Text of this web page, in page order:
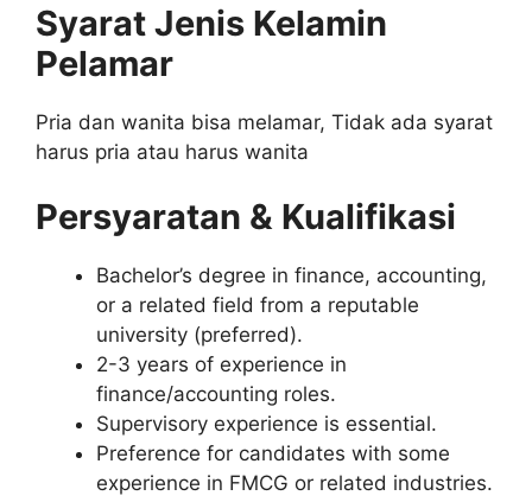
Syarat Jenis Kelamin
Pelamar
Pria dan wanita bisa melamar, Tidak ada syarat
harus pria atau harus wanita
Persyaratan & Kualifikasi
Bachelor’s degree in finance, accounting,
or a related field from a reputable
university (preferred).
2-3 years of experience in
finance/accounting roles.
Supervisory experience is essential.
Preference for candidates with some
experience in FMCG or related industries.